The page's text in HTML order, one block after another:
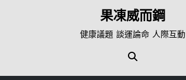
果凍威而鋼
健康議題 談運論命 人際互動